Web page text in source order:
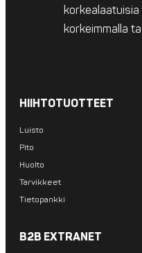
korkeimmalla
HIIHTOTUOTTEET
Luisto
Pito
Huolto
Tarvikkeet
Tietopankki
B2B EXTRANET